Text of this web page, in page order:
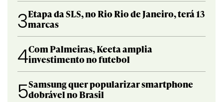
3Etapa da SLS, no Rio Rio de Janeiro, terá 13
marcas
4Com Palmeiras, Keeta amplia
investimento no futebol
5Samsung quer popularizar smartphone
dobrável no Brasil